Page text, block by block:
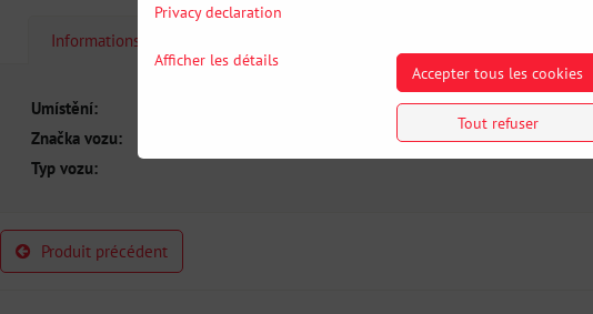
Informations Complémentaires
Umístění:
Značka vozu:
Typ vozu:
Produit précédent
Privacy declaration
Afficher les détails
Accepter tous les cookies
Tout refuser